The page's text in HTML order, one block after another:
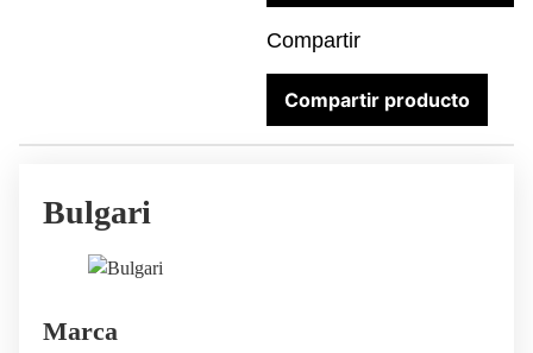
Compartir
Compartir producto
Bulgari
Marca